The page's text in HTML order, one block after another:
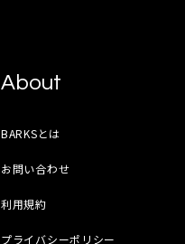
About
BARKSとは
お問い合わせ
利用規約
プライバシーポリシー